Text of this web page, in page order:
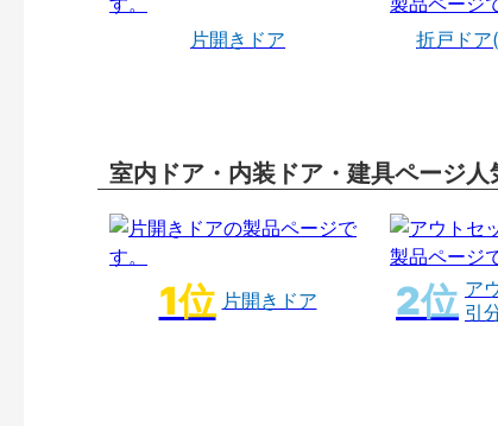
片開きドア 折戸ドア
室内ドア・内装ドア・建具ページ
片開きドア
ア
引